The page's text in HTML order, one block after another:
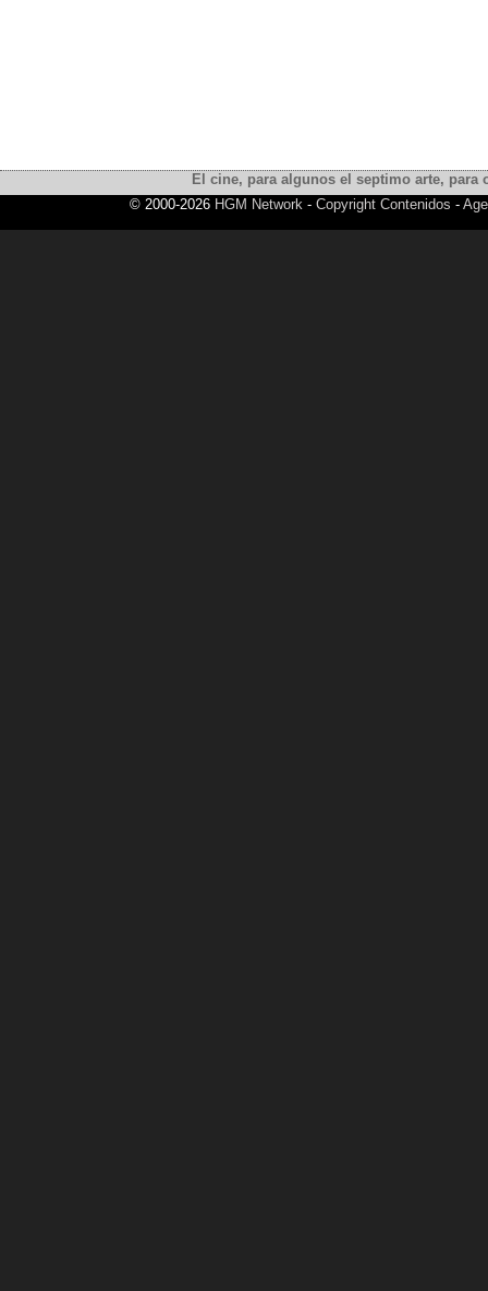
El cine, para algunos el septimo arte,
© 2000-2026 HGM Network - Copyright Contenidos -